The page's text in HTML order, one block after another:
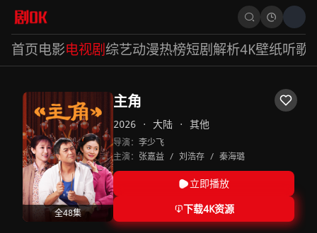
首页电影电视剧 综艺动漫热榜短剧 解析4K壁纸听歌
全48集
主角
2026 · 大陆 · 其他
导演： 李少飞
主演： 张嘉益 / 刘浩存 / 秦海璐
立即播放
下载4K资源